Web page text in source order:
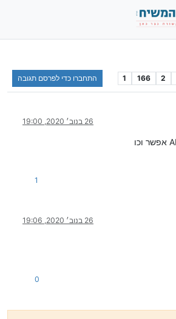
2
166
1 התחברו כדי לפרסם תגובה
26 בנוב׳ 2020, 19:00
1
26 בנוב׳ 2020, 19:06
0